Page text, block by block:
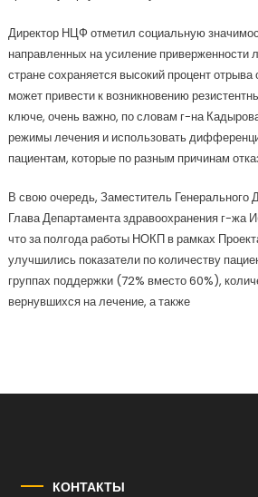
Директор НЦФ отметил социальную
направленных на усиление приверженности
стране сохраняется высокий процент отрыва
может привести к возникновению
ключе, очень важно, по словам г-на
режимы лечения и использовать
пациентам, которые по разным причинам
В свою очередь, Заместитель
Глава Департамента здравоохранения г-жа
что за полгода работы НОКП в рамках
улучшились показатели по количеству
группах поддержки (72% вместо 60%),
вернувшихся на лечение, а также
КОНТАКТЫ